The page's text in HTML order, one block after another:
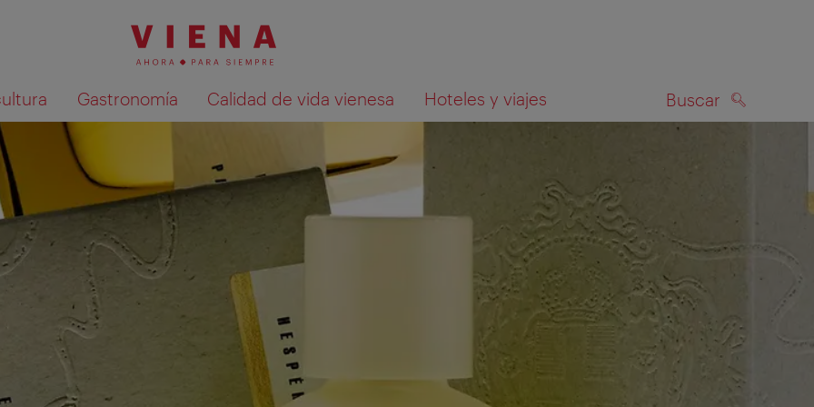
Gastronomía Calidad de vida vienesa Hoteles y viajes Buscar